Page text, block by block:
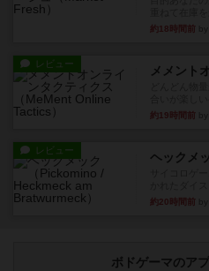
約18時間前
レビュー メメント
約19時間前
レビュー ヘックメ
約20時間前
ボドゲーマのア